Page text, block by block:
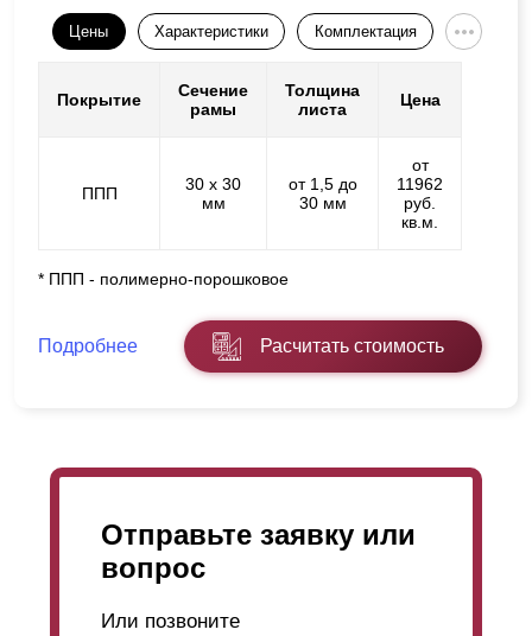
Цены Характеристики Комплектация
Покрытие
Сечение
рамы
Толщина
листа
Цена
ППП
30 х 30
мм
от 1,5 до
30 мм
от
11962
руб.
кв.м.
* ППП - полимерно-порошковое
Подробнее Расчитать стоимость
Отправьте заявку или
вопрос
Или позвоните